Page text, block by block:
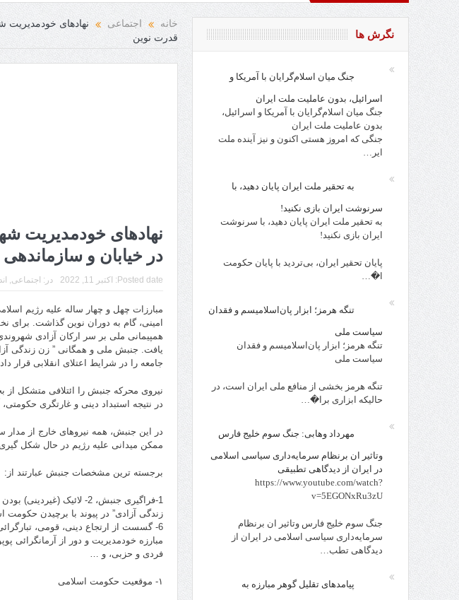
باد
خانه اجتماعی
نهادهای خودمدیریت
قدرت نوین
نهادهای خودمدیریت
در خیابان و
Posted date: اکتبر 11, 2022 در: اجتماعی,
مبارزات چهل و چهار ساله علیه رژیم
امینی، گام به دوران نوین گذاشت. برای
همپیمانی ملی بر سر ارکان آزادی
یافت. جنبش ملی و همگانی ” زن زندگی
جامعه را در شرایط اعتلای انقلابی قرار
نیروی محرکه جنبش را ائتلافی متشکل
در نتیجه استبداد دینی و غارتگری
در این جنبش، همه نیروهای خارج از مدار
ممکن میدانی علیه رژیم در حال شکل
برجسته ترین مشخصات جنبش عبارتند از:
فردی و حزبی، و …
۱- موقعیت حکومت اسلامی
نگرش ها
جنگ میان اسلام‌گرایان با آمریکا و
اسرائیل، بدون عاملیت ملت ایران
جنگ میان اسلام‌گرایان با آمریکا و اسرائیل،
بدون عاملیت ملت ایران
جنگی که امروز هستی اکنون و نیز آینده ملت
ایر…
به تحقیر ملت ایران پایان دهید، با
سرنوشت ایران بازی نکنید!
به تحقیر ملت ایران پایان دهید، با سرنوشت
ایران بازی نکنید!
پایان تحقیر ایران، بی‌تردید با پایان حکومت
ا�…
تنگه هرمز؛ ابزار پان‌اسلامیسم و فقدان
سیاست ملی
تنگه هرمز؛ ابزار پان‌اسلامیسم و فقدان
سیاست ملی
تنگه هرمز بخشی از منافع ملی ایران است، در
حالیکه ابزاری برا�…
مهرداد وهابی: جنگ سوم خلیج فارس
وتاثیر ان برنظام سرمایه‌داری سیاسی اسلامی
در ایران از دیدگاهی تطبیقی
https://www.youtube.com/watch?
v=5EGONxRu3zU
جنگ سوم خلیج فارس وتاثیر ان برنظام
سرمایه‌داری سیاسی اسلامی در ایران از
دیدگاهی تطب…
پیامدهای تقلیل گوهر مبارزه به